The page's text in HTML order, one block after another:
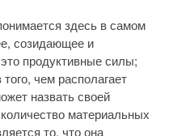
здесь в самом
созидающее и
продуктивные силы;
чем располагает
назвать своей
материальных
то, что она